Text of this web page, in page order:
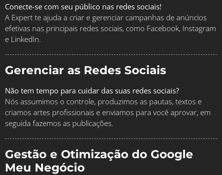
Conecte-se com seu público nas redes sociais!
A Expert te ajuda a criar e gerenciar campanhas de anúncios
efetivas nas principais redes sociais, como Facebook, Instagram
e LinkedIn.
Gerenciar as Redes Sociais
Não tem tempo para cuidar das suas redes sociais?
Nós assumimos o controle, produzimos as pautas, textos e
criamos artes profissionais e enviamos para você aprovar, em
seguida fazemos as publicações.
Gestão e Otimização do Google
Meu Negócio